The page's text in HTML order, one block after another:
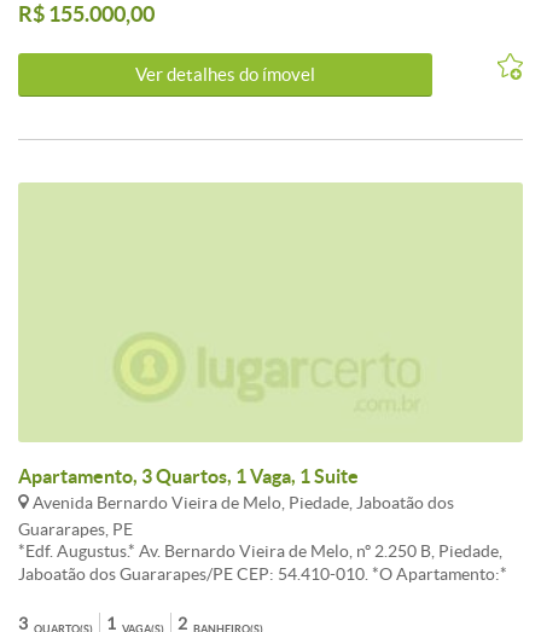
Andares | Sem Elevador | Prédio Caixão | 04 unidades por andar.
mil. (Não Aceita Financiamento) Taxa de Condomínio: R$230,00.
IPTU 2023: R$879,00 (cota única) Terreno Próprio. Adriano
R$ 155.000,00
Ver detalhes do ímovel
Apartamento, 3 Quartos, 1 Vaga, 1 Suite
Avenida Bernardo Vieira de Melo, Piedade, Jaboatão dos
Guararapes, PE
*Edf. Augustus.* Av. Bernardo Vieira de Melo, nº 2.250 B, Piedade,
Jaboatão dos Guararapes/PE CEP: 54.410-010. *O Apartamento:*
| Varanda | Área de Serviço | Cerâmica em todo o apartamento |
QUARTO(S)
3 VAGA(S)
1 BANHEIRO(S)
2